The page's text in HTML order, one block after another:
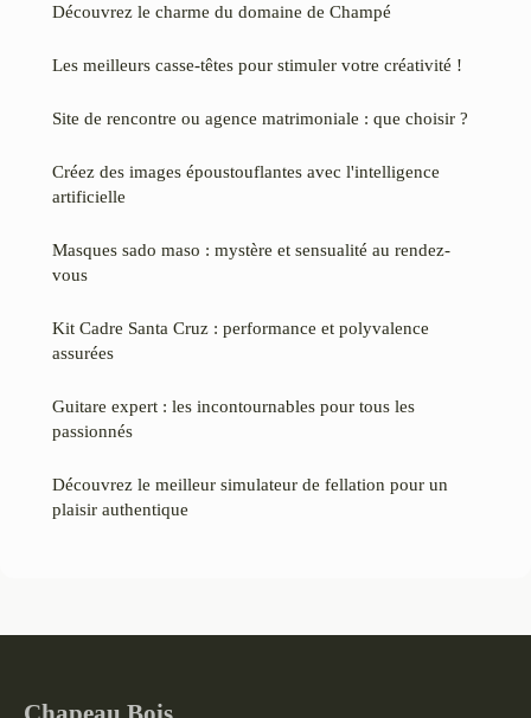
Découvrez le charme du domaine de Champé
Les meilleurs casse-têtes pour stimuler votre créativité !
Site de rencontre ou agence matrimoniale : que choisir ?
Créez des images époustouflantes avec l'intelligence
artificielle
Masques sado maso : mystère et sensualité au rendez-
vous
Kit Cadre Santa Cruz : performance et polyvalence
assurées
Guitare expert : les incontournables pour tous les
passionnés
Découvrez le meilleur simulateur de fellation pour un
plaisir authentique